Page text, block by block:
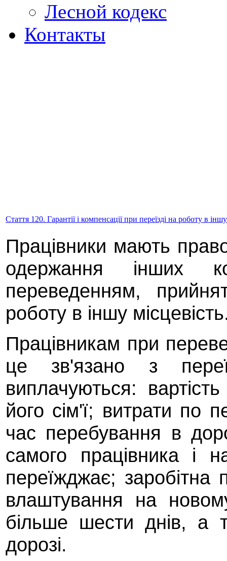
Лесной кодекс
Контакты
Стаття 120. Гарантії і компенсації при переїзді на роботу в
Працівники мають
одержання інших
переведенням,
роботу в іншу
Працівникам при
це зв'язано з
виплачуються:
його сім'ї; витрати по
час перебування в
самого працівника і
переїжджає; заробітна
влаштування на
більше шести днів, а
дорозі.